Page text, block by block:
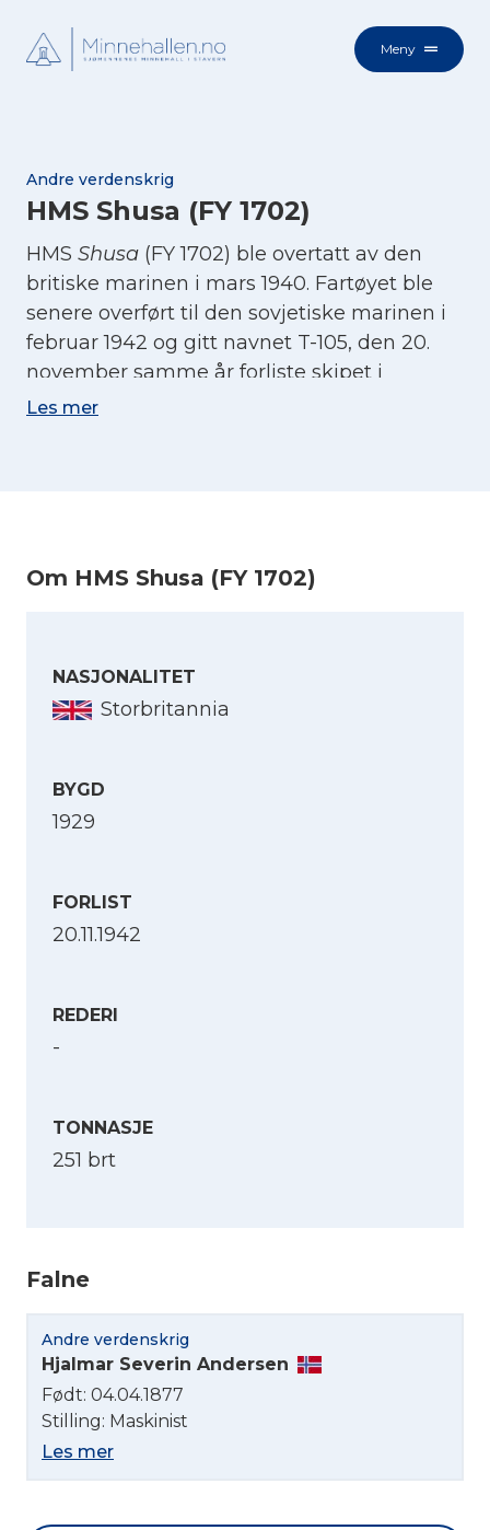
Meny
Andre verdenskrig
HMS Shusa (FY 1702)
HMS Shusa (FY 1702) ble overtatt av den
britiske marinen i mars 1940. Fartøyet ble
senere overført til den sovjetiske marinen i
februar 1942 og gitt navnet T-105, den 20.
november samme år forliste skipet i
Barentshavet på reise til Murmansk.
Les mer
Om HMS Shusa (FY 1702)
NASJONALITET
Storbritannia
BYGD
1929
FORLIST
20.11.1942
REDERI
-
TONNASJE
251 brt
Falne
Andre verdenskrig
Hjalmar Severin Andersen
Født: 04.04.1877
Stilling: Maskinist
Les mer
Velg språk
English
Norsk bokmål